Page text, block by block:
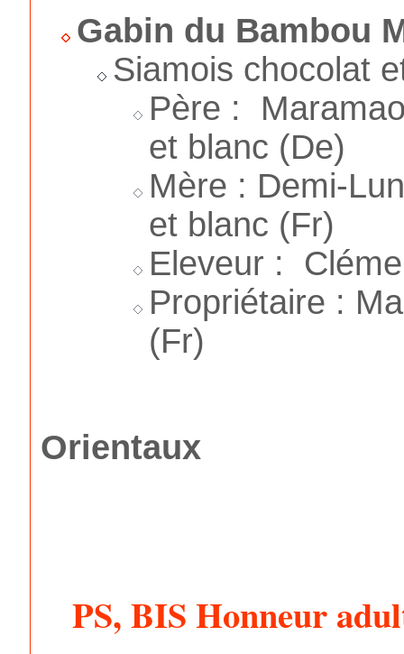
Gabin du Bambou
Siamois chocolat
Père :
et blanc (De)
Mère : Demi-
et blanc (Fr)
Eleveur :
Propriétaire :
(Fr)
Orientaux
PS, BIS Honneur